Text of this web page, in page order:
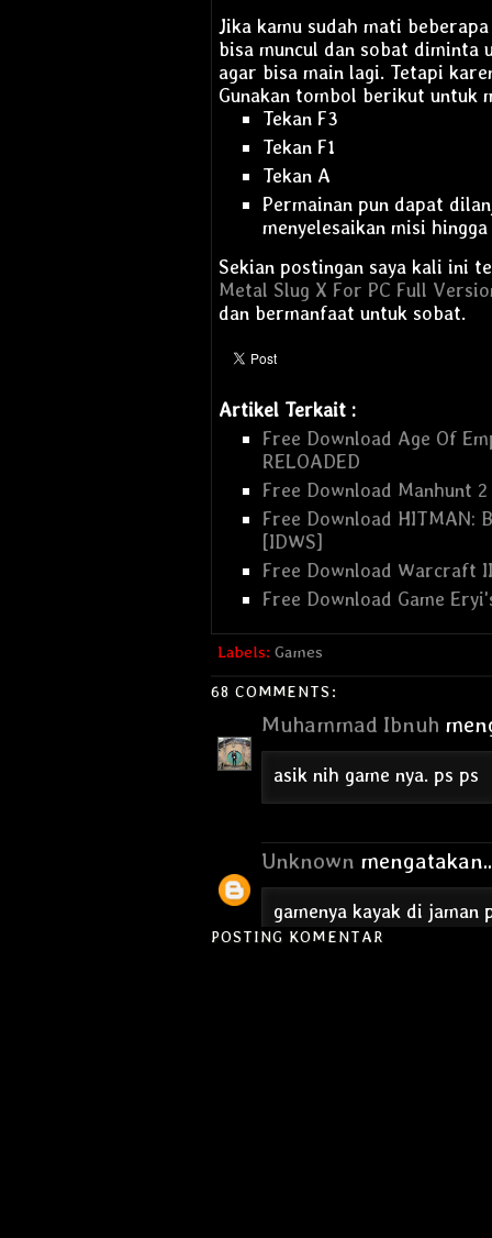
Jika kamu sudah mati
bisa muncul dan sobat diminta
agar bisa main lagi. Tetapi
Gunakan tombol berikut untuk
Tekan F3
Tekan F1
Tekan A
Permainan pun dapat
menyelesaikan misi
Sekian postingan saya kali ini
Metal Slug X For PC Full
dan bermanfaat untuk sobat.
Artikel Terkait :
Free Download Age Of
RELOADED
Free Download Manhunt 2
Free Download HITMAN:
[IDWS]
Free Download Warcraft
Free Download Game
Labels: Games
68 COMMENTS:
Muhammad Ibnuh
asik nih game nya. ps ps
Unknown
gamenya kayak di jaman
kreatif..
POSTING KOMENTAR